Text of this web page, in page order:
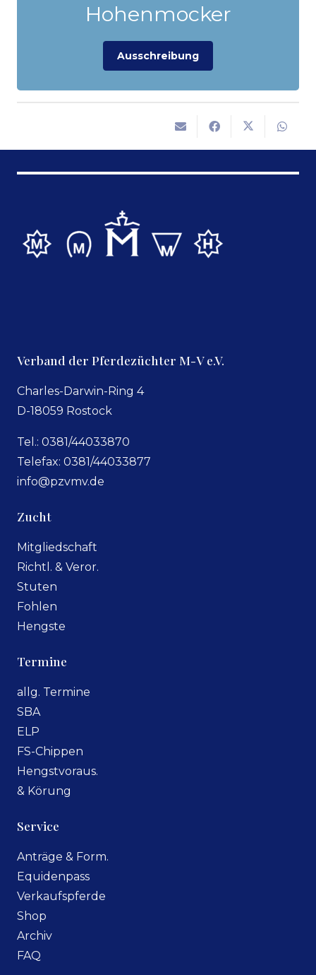
Hohenmocker
Ausschreibung
Verband der Pferdezüchter M-V e.V.
Charles-Darwin-Ring 4
D-18059 Rostock
Tel.: 0381/44033870
Telefax: 0381/44033877
info@pzvmv.de
Zucht
Mitgliedschaft
Richtl. & Veror.
Stuten
Fohlen
Hengste
Termine
allg. Termine
SBA
ELP
FS-Chippen
Hengstvoraus.
& Körung
Service
Anträge & Form.
Equidenpass
Verkaufspferde
Shop
Archiv
FAQ